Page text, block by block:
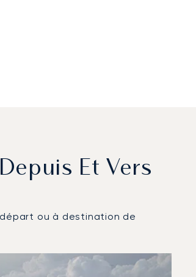
Et Vers
ou à destination de